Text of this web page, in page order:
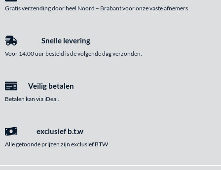
Gratis verzending door heel Noord – Brabant voor onze vaste afnemers
Snelle levering
Voor 14:00 uur besteld is de volgende dag verzonden.
Veilig betalen
Betalen kan via iDeal.
exclusief b.t.w
Alle getoonde prijzen zijn exclusief BTW